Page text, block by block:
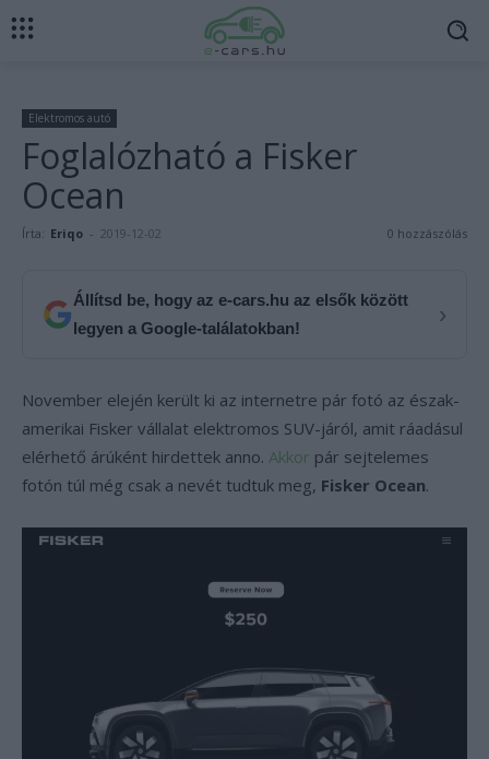
Elektromos autó
Foglalózható a Fisker
Ocean
Írta: Eriqo - 2019-12-02 0 hozzászólás
Állítsd be, hogy az e-cars.hu az elsők között
legyen a Google-találatokban!
›
November elején került ki az internetre pár fotó az észak-
amerikai Fisker vállalat elektromos SUV-járól, amit ráadásul
elérhető árúként hirdettek anno. Akkor pár sejtelemes
fotón túl még csak a nevét tudtuk meg, Fisker Ocean.